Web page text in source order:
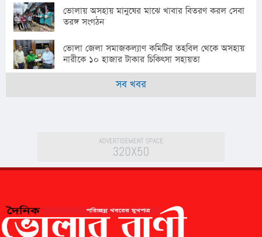
ভোলায় অসহায় মানুষের মাঝে খাবার বিতরণ করল সেবা
তরঙ্গ সংগঠন
ভোলা জেলা সমাজকল্যাণ কমিটির তহবিল থেকে অসহায়
নারীকে ১০ হাজার টাকার চিকিৎসা সহায়তা
সব খবর